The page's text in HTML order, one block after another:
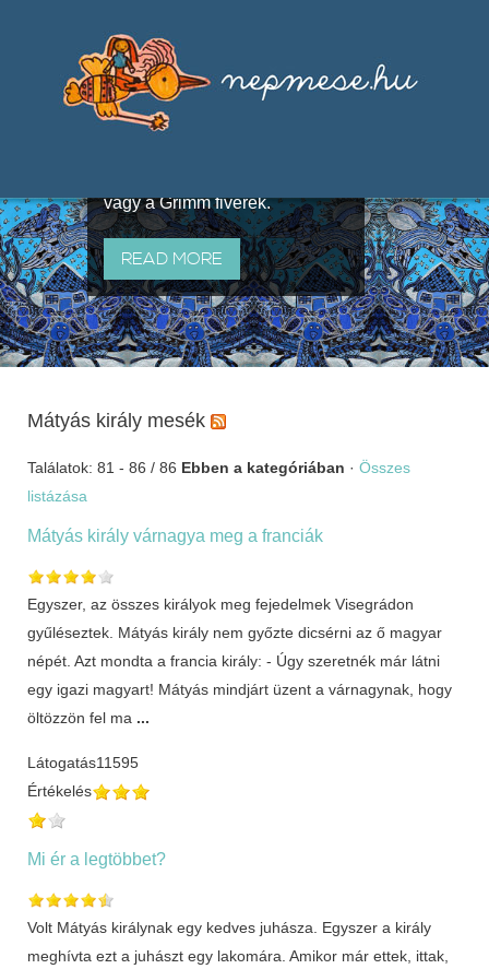
útján terjedő elbeszélésekből,
melyeket olyan ismert gyűjtők
állítottak össze, mint Benedek
vagy a Grimm fivérek.
READ MORE
Mátyás király mesék
Találatok: 81 - 86 / 86 Ebben a kategóriában · Összes
listázása
Mátyás király várnagya meg a franciák
Egyszer, az összes királyok meg fejedelmek Visegrádon
gyűléseztek. Mátyás király nem győzte dicsérni az ő magyar
népét. Azt mondta a francia király: - Úgy szeretnék már látni
egy igazi magyart! Mátyás mindjárt üzent a várnagynak, hogy
öltözzön fel ma ...
Látogatás11595
Értékelés
Mi ér a legtöbbet?
Volt Mátyás királynak egy kedves juhásza. Egyszer a király
meghívta ezt a juhászt egy lakomára. Amikor már ettek, ittak,